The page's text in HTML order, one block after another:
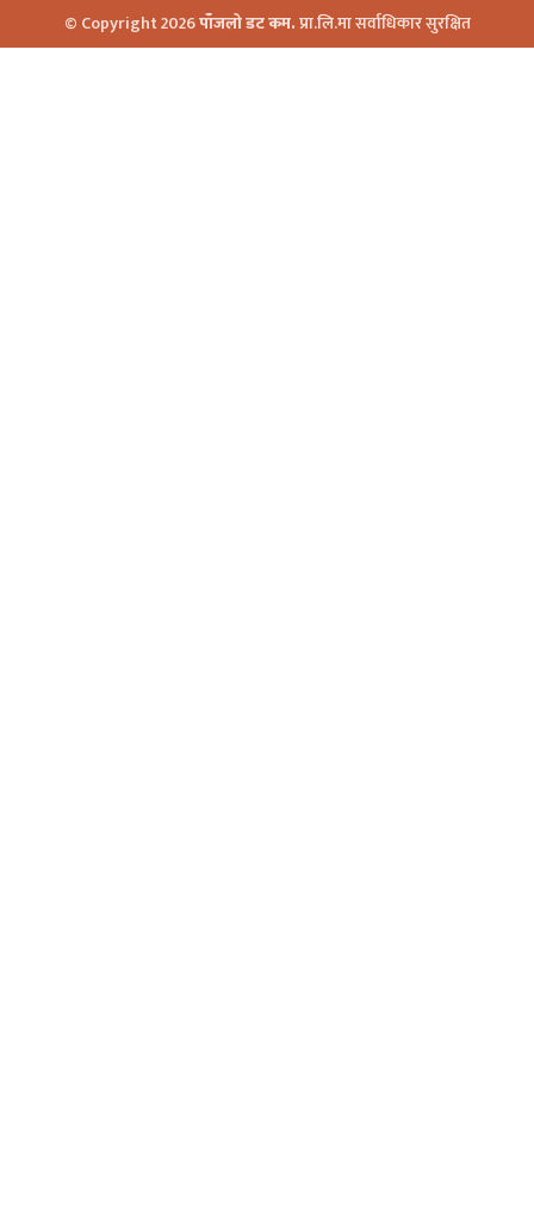
© Copyright 2026पाँजलो डट कम.प्रा.लि.मा सर्वाधिकार सुरक्षित